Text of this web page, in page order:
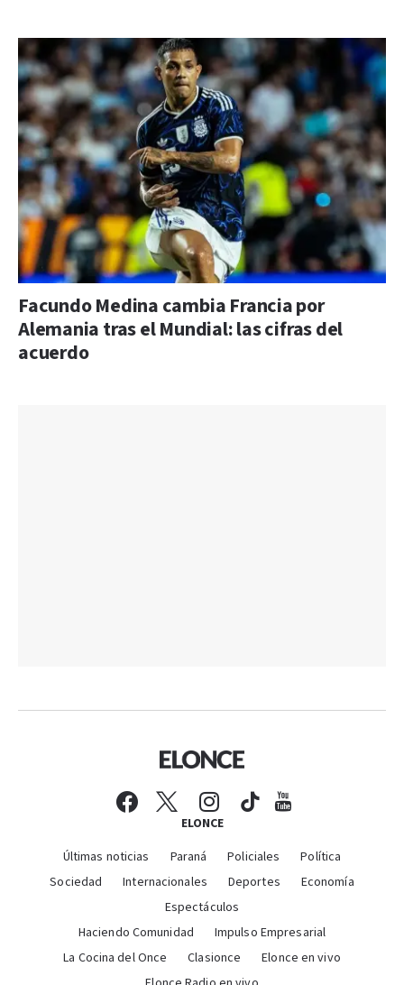
Facundo Medina cambia Francia por
Alemania tras el Mundial: las cifras del
acuerdo
ELONCE
Últimas noticias Paraná Policiales
Política
Sociedad
Internacionales Deportes
Economía
Espectáculos
Haciendo Comunidad
Impulso Empresarial
La Cocina del Once
Clasionce
Elonce en vivo